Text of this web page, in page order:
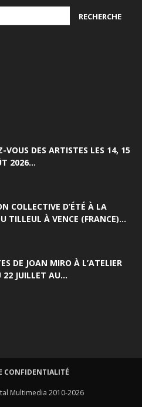
VOUS DES ARTISTES LES 14, 15
2026...
COLLECTIVE D’ÉTÉ À LA
TILLEUL À VENCE (FRANCE)...
DE JOAN MIRO À L’ATELIER
22 JUILLET AU...
CONFIDENTIALITÉ
Multimedia 2010-2026